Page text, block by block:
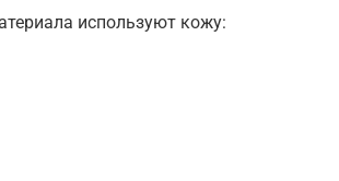
используют кожу: